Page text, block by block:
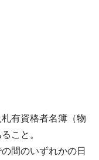
有資格者名簿（物
こと。
間のいずれかの日